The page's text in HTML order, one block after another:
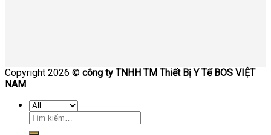
Copyright 2026 © công ty TNHH TM Thiết Bị Y Tế BOS VIỆT
NAM